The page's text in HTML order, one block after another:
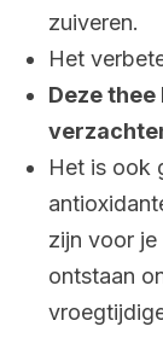
zuiveren.
Het
Deze
Het is ook
zijn voor je
ontstaan